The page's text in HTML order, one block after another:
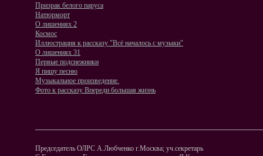
Призрак белого паруса
Натюрморт
O лишениях 2
Космос
Иллюстрация к рассказу "Всё началось с музыки"
О лишениях 31
Первые подснежники
Я пишу песню
Музыкальное произведение.
Фото к рассказу Впереди большая жизнь
Председатель ОЛРС А.Любченко г.Москва; уч.секретарь